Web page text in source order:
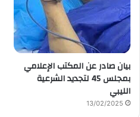
بيان صادر عن المكتب الإعلامي
بمجلس 45 لتجديد الشرعية
الليبي
13/02/2025